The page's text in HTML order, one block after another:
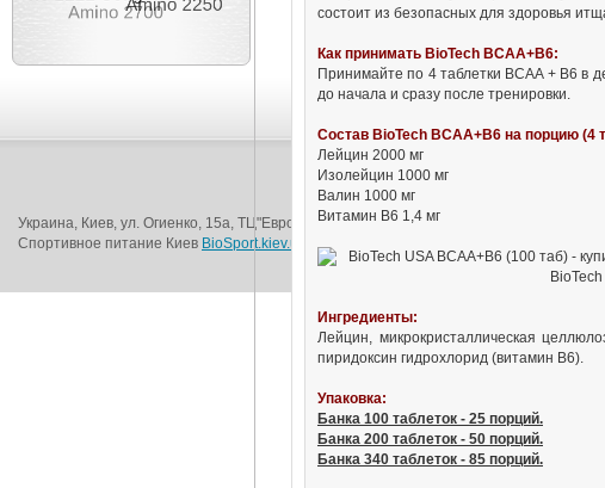
состоит из безопасных для здоровья
Как принимать BioTech BCAA+B6:
Принимайте по 4 таблетки BCAA + B6 в
до начала и сразу после тренировки.
Состав BioTech BCAA+B6 на порцию (4
Лейцин 2000 мг
Изолейцин 1000 мг
Валин 1000 мг
Витамин B6 1,4 мг
Ингредиенты:
Лейцин, микрокристаллическая
пиридоксин гидрохлорид (витамин В6).
Упаковка:
Банка 100 таблеток - 25 порций.
Банка 200 таблеток - 50 порций.
Банка 340 таблеток - 85 порций.
Украина, Киев, ул. Огиенко, 15а, ТЦ"Европорт", 1-й этаж (возле метро Вокзальная).
Спортивное питание Киев BioSport.kiev.ua © 2016